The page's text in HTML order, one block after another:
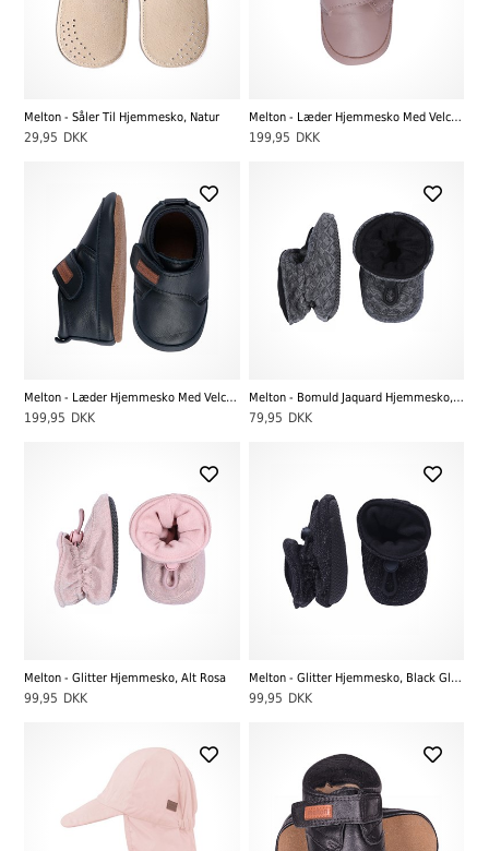
Melton - Såler Til Hjemmesko, Natur
29,95 DKK
Melton - Læder Hjemmesko Med Velcro, Alt Rosa
199,95 DKK
Melton - Læder Hjemmesko Med Velcro, Marine
199,95 DKK
Melton - Bomuld Jaquard Hjemmesko, Dark Grey Melange
79,95 DKK
Melton - Glitter Hjemmesko, Alt Rosa
99,95 DKK
Melton - Glitter Hjemmesko, Black Glitter
99,95 DKK